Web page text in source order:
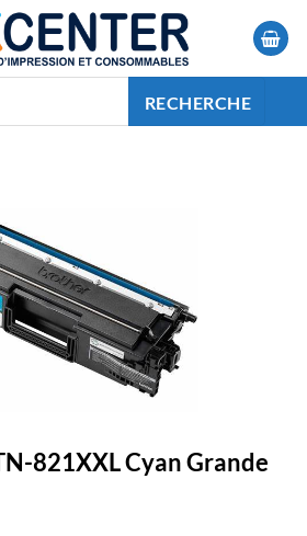
RECHERCHE
821XXL Cyan Grande